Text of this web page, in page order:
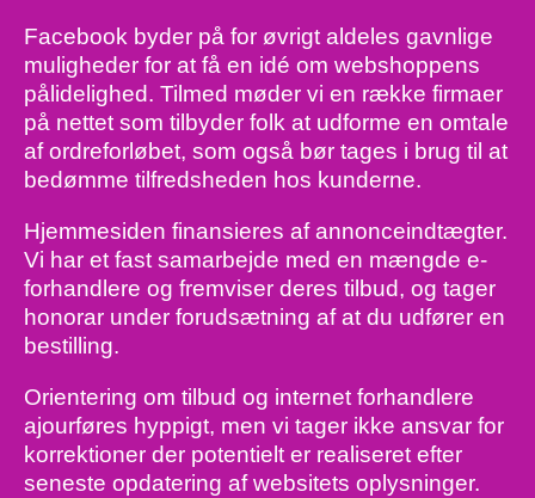
Facebook byder på for øvrigt aldeles gavnlige
muligheder for at få en idé om webshoppens
pålidelighed. Tilmed møder vi en række firmaer
på nettet som tilbyder folk at udforme en omtale
af ordreforløbet, som også bør tages i brug til at
bedømme tilfredsheden hos kunderne.
Hjemmesiden finansieres af annonceindtægter.
Vi har et fast samarbejde med en mængde e-
forhandlere og fremviser deres tilbud, og tager
honorar under forudsætning af at du udfører en
bestilling.
Orientering om tilbud og internet forhandlere
ajourføres hyppigt, men vi tager ikke ansvar for
korrektioner der potentielt er realiseret efter
seneste opdatering af websitets oplysninger.